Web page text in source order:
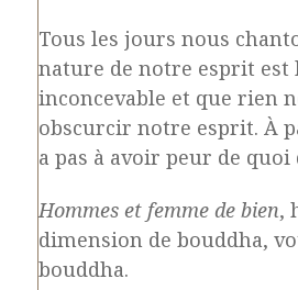
Tous les jours nous
nature de notre esprit est
inconcevable et que rien
obscurcir notre esprit. À
a pas à avoir peur de quoi
Hommes et femme de bien,
dimension de bouddha,
bouddha.